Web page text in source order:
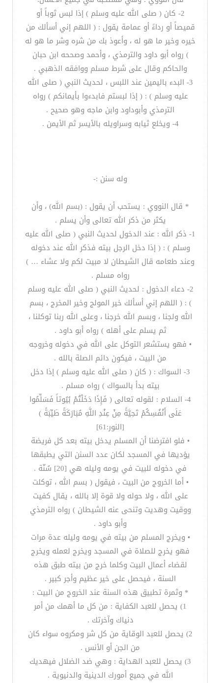
2- كان ( صلى الله عليه وسلم ) إذا لبس ثوباً أو
قميصاً أو رداءً أو عمامة يقول : ( اللهم إني أسألك من
خيره وخير ما هو له ، وأعوذ بك من شره وشر ما هو له
) رواه أبو داود والترمذي ، وأحمد وصححه ابن حبان
والحاكم وقال على شرط مسلم ووافقه الذهبي .
3- البدء باليمين عند اللبس ، لحديث النبي ( صلى الله
عليه وسلم ) : ( إذا لبستم فابدءوا بأيمانكم ) رواه
الترمذي وأبوداود وابن ماجه وهو صحيح .
4- ويخلع ثيابه وسراويله بالأيسر ثم الأيمن .
وله سنن :-
* قال النووي : يستحب أن يقول : (بسم الله) ، وأن
يكثر من ذكر الله تعالى وأن يسلم .
1- ذكر الله : عند الدخول لحديث النبي ( صلى الله عليه
وسلم ) : ( إذا دخل الرجل بيته فذكر الله عند دخوله
وعند طعامه قال الشيطان لا مبيت لكم ولا عشاء … )
رواه مسلم .
2- دعاء الدخول : لحديث النبي ( صلى الله عليه وسلم
) : ( اللهم إني أسألك خير المولج وخير المخرج ، بسم
الله ولجنا ، وبسم الله خرجنا ، وعلى الله ربنا توكلنا ،
ثم يسلم على أهله ) رواه أبو داود .
• فهو يستشعر التوكل على الله في دخوله وخروجه
من البيت ، فيكون دائم الصلة بالله .
3- السواك : ( كان ( صلى الله عليه وسلم ) إذا دخل
بيته بدأ بالسواك ) رواه مسلم .
4- السلام : لقوله تعالى ( فَإِذَا دَخَلْتُمْ بُيُوتاً فَسَلِّمُوا
عَلَى أَنْفُسِكُمْ تَحِيَّةً مِنْ عِنْدِ اللَّهِ مُبَارَكَةً طَيِّبَةً )
[النور:61]
• فلو افترضنا أن المسلم يدخل بيته بعد كل فريضة
يؤديها في المسجد لكان عدد السنن التي يطبقها
في دخوله للبيت في يومه وليله هي [20] سُنّة .
• أما الخروج من البيت ، فيقول ( بسم الله ، توكلت
على الله ، ولا حوله ولا قوة إلا بالله ، يقال كفيت
ووقيت وهديت وتنحى عنه الشيطان ) رواه الترمذي
وأبو داود .
• ويخرج المسلم من بيته في يومه وليله عدة مرات
فهو يخرج للصلاة في المسجد ويخرج لعمله ويخرج
لقضاء أعمال البيت وكلما خرج من بيته طبق هذه
السنة ، فيحصل على خير عظيم وأجر كبير .
* وثمرة تطبيق هذه السنة عند الخروج من البيت :
1) يحصل للعبد الكفاية : من كل ما أهمك من أمر
دنياك وآخرتك .
2) يحصل للعبد الوقاية من كل شر ومكروه سواء كان
من الجن أو الأنس .
3) يحصل للعبد الهداية : وهي ضد الضلال فيهديك
الله في جميع أمورك الدينية والدنيوية .